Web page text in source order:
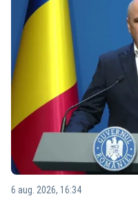
6 aug. 2026, 16:34